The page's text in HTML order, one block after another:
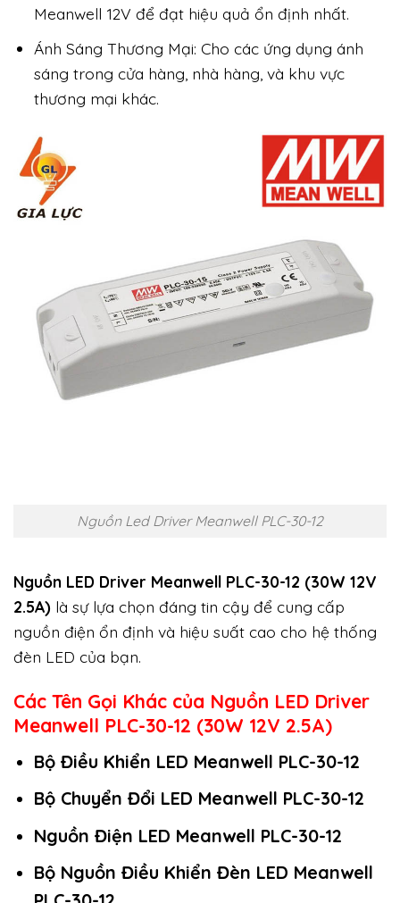
Meanwell 12V để đạt hiệu quả ổn định nhất.
Ánh Sáng Thương Mại: Cho các ứng dụng ánh
sáng trong cửa hàng, nhà hàng, và khu vực
thương mại khác.
Nguồn Led Driver Meanwell PLC-30-12
Nguồn LED Driver Meanwell PLC-30-12 (30W 12V
2.5A) là sự lựa chọn đáng tin cậy để cung cấp
nguồn điện ổn định và hiệu suất cao cho hệ thống
đèn LED của bạn.
Các Tên Gọi Khác của Nguồn LED Driver
Meanwell PLC-30-12 (30W 12V 2.5A)
Bộ Điều Khiển LED Meanwell PLC-30-12
Bộ Chuyển Đổi LED Meanwell PLC-30-12
Nguồn Điện LED Meanwell PLC-30-12
Bộ Nguồn Điều Khiển Đèn LED Meanwell